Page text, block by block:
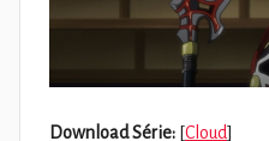
Download Série: [Cloud]